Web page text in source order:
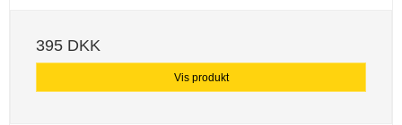
395 DKK
Vis produkt